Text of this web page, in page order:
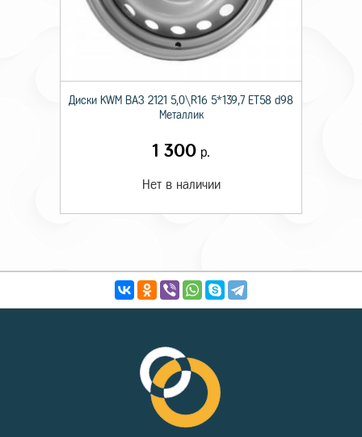
Диски KWM ВАЗ 2121 5,0\R16 5*139,7 ET58 d98
Металлик
1 300 р.
Нет в наличии